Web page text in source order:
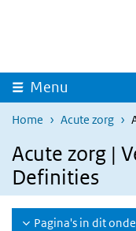
Overslaan en naar de
Menu
Home Acute zorg
Acute zorg |
Definities
Pagina's in dit